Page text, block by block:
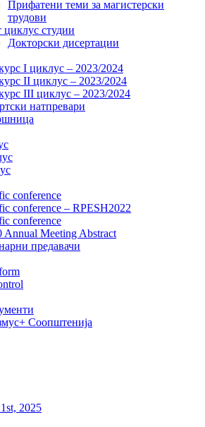
Прифатени теми за магистерски
трудови
циклус студии
Докторски дисертации
I циклус – 2023/2024
II циклус – 2023/2024
III циклус – 2023/2024
натпревари
conference
conference – RPESH2022
conference
Annual Meeting Abstract
предавачи
Соопштенија
2025